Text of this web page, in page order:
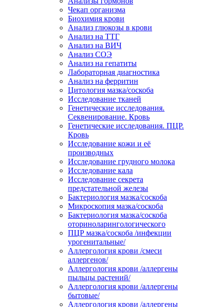
Чекап организма
Биохимия крови
Анализ глюкозы в крови
Анализ на ТТГ
Анализ на ВИЧ
Анализ СОЭ
Анализ на гепатиты
Лабораторная диагностика
Анализ на ферритин
Цитология мазка/соскоба
Исследование тканей
Генетические исследования.
Секвенирование. Кровь
Генетические исследования. ПЦР.
Кровь
Исследование кожи и её
производных
Исследование грудного молока
Исследование кала
Исследование секрета
предстательной железы
Бактериология мазка/соскоба
Микроскопия мазка/соскоба
Бактериология мазка/соскоба
оториноларингологического
ПЦР мазка/соскоба /инфекции
урогенитальные/
Аллергология крови /смеси
аллергенов/
Аллергология крови /аллергены
пыльцы растений/
Аллергология крови /аллергены
бытовые/
Аллергология крови /аллергены